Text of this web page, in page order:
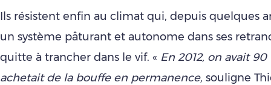
Ils résistent enfin au climat qui, depuis quelques
un système pâturant et autonome dans ses
quitte à trancher dans le vif. « En 2012, on avait 90
achetait de la bouffe en permanence, souligne